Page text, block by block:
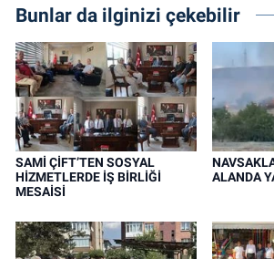
Bunlar da ilginizi çekebilir
SAMİ ÇİFT’TEN SOSYAL
HİZMETLERDE İŞ BİRLİĞİ
MESAİSİ
ALANDA